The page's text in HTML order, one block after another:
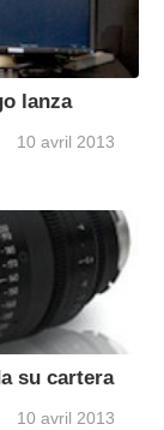
lanza
10 avril 2013
su cartera
10 avril 2013